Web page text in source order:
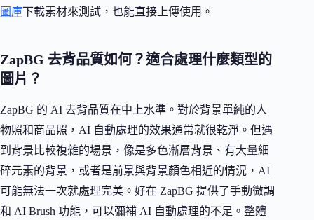
圖庫下載素材來測試，也能直接上傳使用。
ZapBG 去背品質如何？適合處理什麼類型的
圖片？
ZapBG 的 AI 去背品質在中上水準。對於背景單純的人
物照和商品照，AI 自動處理的效果通常就很乾淨。但遇
到背景比較複雜的場景，像是多色漸層背景、有大量細
碎元素的背景，或者是前景與背景顏色相近的情況，AI
可能無法一次就處理完美。好在 ZapBG 提供了手動微調
和 AI Brush 功能，可以彌補 AI 自動處理的不足。整體